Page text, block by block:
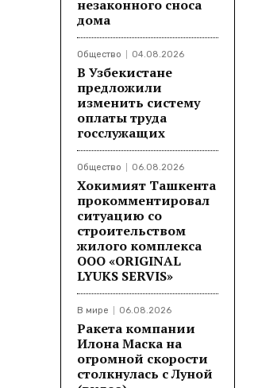
незаконного сноса
дома
Общество 04.08.2026
В Узбекистане
предложили
изменить систему
оплаты труда
госслужащих
Общество 06.08.2026
Хокимият Ташкента
прокомментировал
ситуацию со
строительством
жилого комплекса
ООО «ORIGINAL
LYUKS SERVIS»
В мире 06.08.2026
Ракета компании
Илона Маска на
огромной скорости
столкнулась с Луной